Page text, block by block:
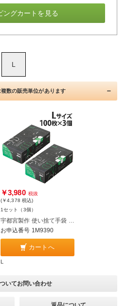
ングカートを見る
L
数の販売単位があります
￥3,980 税抜
(￥4,378 税込)
1セット（3個）
お申込番号 1M9390
カートへ
L
いてお問い合わせ